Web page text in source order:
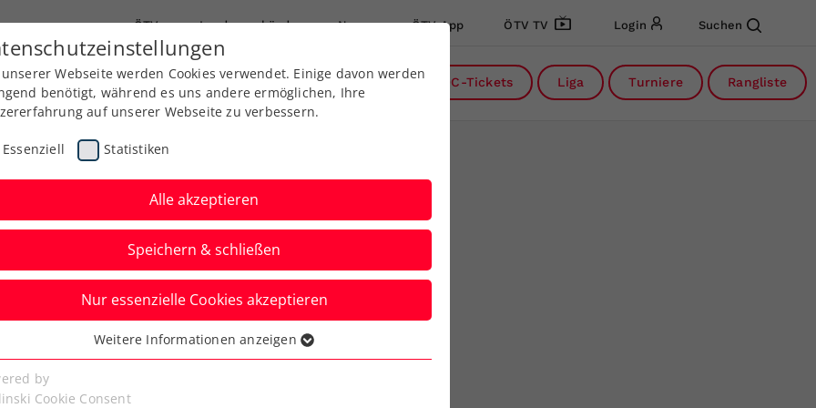
ÖTV Landesverbände News ÖTV App ÖTV TV Login Suchen
Ausbildung Services Über uns DC-Tickets Liga Turniere Rangliste
Sports Conference
& Männerpower
Webseite werden Cookies verwendet. Einige davon werden
benötigt, während es uns andere ermöglichen, Ihre
auf unserer Webseite zu verbessern.
Essenziell Statistiken
Alle akzeptieren
Speichern & schließen
Nur essenzielle Cookies akzeptieren
Cookies werden für grundlegende Funktionen der
benötigt. Dadurch ist gewährleistet, dass die Webseite
Weitere Informationen anzeigen
by
Cookie Consent